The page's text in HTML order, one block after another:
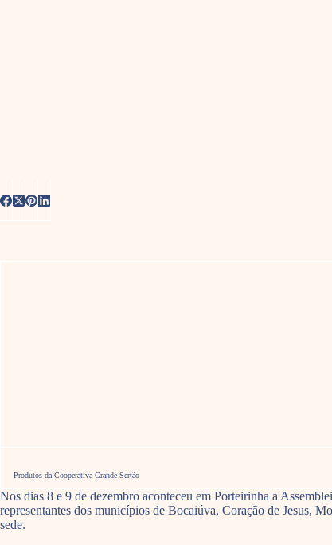
Produtos da Cooperativa Grande Sertão
Nos dias 8 e 9 de dezembro aconteceu em Porteirinha a
representantes dos municípios de Bocaiúva, Coração de Jesus,
sede.